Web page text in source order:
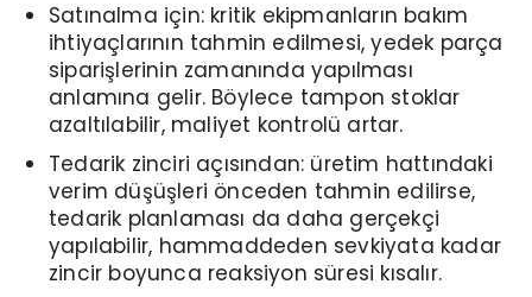
Satınalma için: kritik ekipmanların bakım
ihtiyaçlarının tahmin edilmesi, yedek parça
siparişlerinin zamanında yapılması
anlamına gelir. Böylece tampon stoklar
azaltılabilir, maliyet kontrolü artar.
Tedarik zinciri açısından: üretim hattındaki
verim düşüşleri önceden tahmin edilirse,
tedarik planlaması da daha gerçekçi
yapılabilir, hammaddeden sevkiyata kadar
zincir boyunca reaksiyon süresi kısalır.